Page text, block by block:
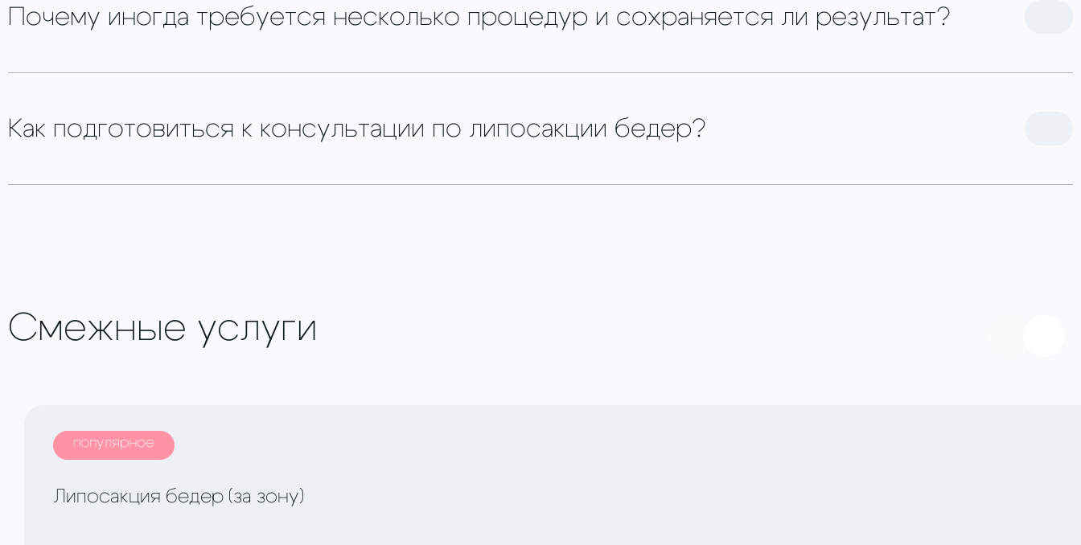
Почему иногда требуется несколько процедур и сохраняется ли результат?
Как подготовиться к консультации по липосакции бедер?
Смежные услуги
популярное
Липосакция бедер (за зону)